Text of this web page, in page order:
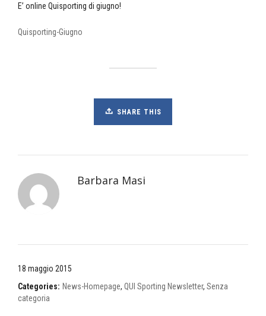
E’ online Quisporting di giugno!
Quisporting-Giugno
SHARE THIS
Barbara Masi
18 maggio 2015
Categories: News-Homepage, QUI Sporting Newsletter, Senza
categoria